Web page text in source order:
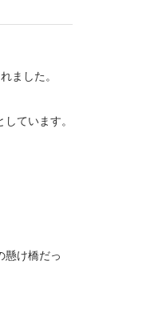
ました。
ています。
懸け橋だっ